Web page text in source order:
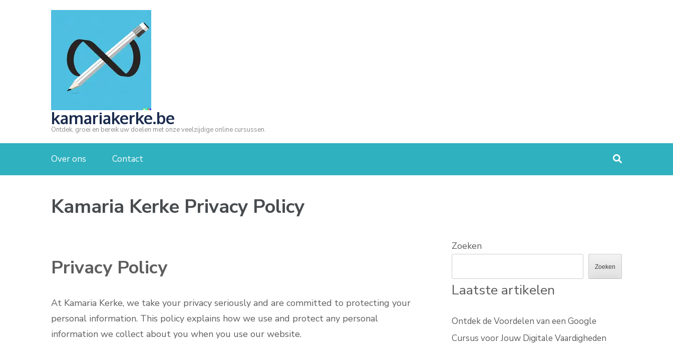
kamariakerke.be
Ontdek, groei en bereik uw doelen met onze veelzijdige online cursussen.
Over ons Contact
Kamaria Kerke Privacy Policy
Privacy Policy
At Kamaria Kerke, we take your privacy seriously and are committed to protecting your
personal information. This policy explains how we use and protect any personal
information we collect about you when you use our website.
Zoeken
Zoeken
Laatste artikelen
Ontdek de Voordelen van een Google
Cursus voor Jouw Digitale Vaardigheden